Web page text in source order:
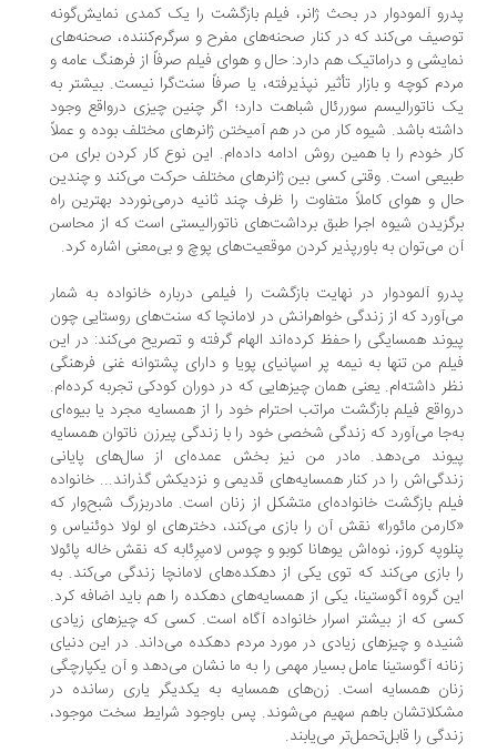
آلمودوار در بحث ژانر، فیلم بازگشت را یک کمدی نمایش‌گونه‌
می‌کند که در کنار صحنه‌های مفرح و سرگرم‌کننده، صحنه‌های
و دراماتیک هم دارد: حال و هوای فیلم صرفاً از فرهنگ عامه‌ و
کوچه‌ و بازار تأثیر نپذیرفته، یا صرفاً سنت‌گرا نیست. بیشتر به‌
ناتورالیسم سوررئال شباهت دارد؛ اگر چنین چیزی درواقع وجود
باشد. شیوه‌‌ کار من در هم آمیختن ژانرهای مختلف بوده‌ و عملاً
خودم را با همین روش ادامه‌ داده‌ام. این نوع کار کردن برای من
است. وقتی کسی بین ژانرهای مختلف حرکت می‌کند و چندین
و هوای کاملاً متفاوت را ظرف چند ثانیه‌ درمی‌نوردد بهترین راه‌
شیوه‌‌ اجرا طبق برداشت‌های ناتورالیستی است که‌ از محاسن
می‌توان به‌ باورپذیر کردن موقعیت‌های پوچ و بی‌معنی اشاره‌ کرد.
آلمودوار در نهایت بازگشت را فیلمی درباره‌ خانواده‌ به شمار
که از زندگی خواهرانش در لامانچا که سنت‌های روستایی چون
همسایگی را حفظ کرده‌اند الهام گرفته و تصریح می‌کند: در این
من تنها به‌ نیمه‌ ‌پر اسپانیای پویا و دارای پشتوانه‌‌ غنی فرهنگی
داشته‌ام. یعنی همان چیزهایی که‌ در دوران کودکی تجربه‌ کرده‌ام.
فیلم بازگشت مراتب احترام خود را از همسایه‌‌ مجرد یا بیوه‌ای
می‌آورد که‌ زندگی شخصی خود را با زندگی پیرزن ناتوان همسایه‌
می‌دهد. مادر من نیز بخش عمده‌ای از سال‌های پایانی
را در کنار همسایه‌های قدیمی و نزدیکش گذراند... خانواده‌
بازگشت خانواده‌ای متشکل از زنان است. مادربزرگ شبح‌وار که‌
مائورا» نقش آن را بازی می‌کند، دخترهای او لولا دوئنیاس و
کروز، نوه‌اش یوهانا کوبو و چوس لامپرِئابه‌ که‌ نقش خاله‌ پائولا
بازی می‌کند که‌ توی یکی از دهکده‌های لامانچا زندگی می‌کند. به‌
گروه‌ آگوستینا، یکی از همسایه‌های دهکده‌ را هم باید اضافه‌ کرد.
که‌ از بیشتر اسرار خانواده‌ آگاه‌ است. کسی که‌ چیزهای زیادی
و چیزهای زیادی در مورد مردم دهکده‌ می‌داند. در این دنیای
آگوستینا عامل بسیار مهمی را به‌ ما نشان می‌دهد و آن یکپارچگی
همسایه‌ است. زن‌های همسایه‌ به‌ یکدیگر یاری رسانده‌ در
باهم سهیم می‌شوند. پس باوجود شرایط سخت موجود،
را قابل‌تحمل‌تر می‌یابند.